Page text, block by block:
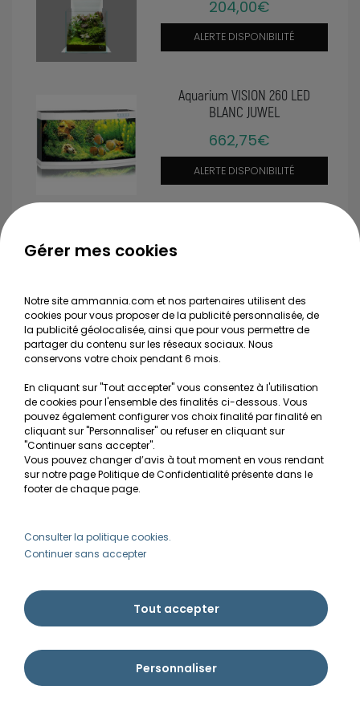
204,00€
ALERTE DISPONIBILITÉ
Aquarium VISION 260 LED
BLANC JUWEL
662,75€
ALERTE DISPONIBILITÉ
ALERTE DISPONIBILITÉ
LIVRAISON GRATUITE
DÈS 79€ D'ACHAT*
* HORS AQUARIUMS & PRODUITS
LOURDS
PAIEMENTS SÉCURISÉS
2X, 3X OU 4X
TOUS LES GUIDES
Gérer mes cookies
Notre site ammannia.com et nos partenaires utilisent des
cookies pour vous proposer de la publicité personnalisée, de
la publicité géolocalisée, ainsi que pour vous permettre de
partager du contenu sur les réseaux sociaux. Nous
conservons votre choix pendant 6 mois.
En cliquant sur "Tout accepter" vous consentez à l'utilisation
de cookies pour l'ensemble des finalités ci-dessous. Vous
pouvez également configurer vos choix finalité par finalité en
cliquant sur "Personnaliser" ou refuser en cliquant sur
"Continuer sans accepter".
Vous pouvez changer d’avis à tout moment en vous rendant
sur notre page Politique de Confidentialité présente dans le
footer de chaque page.
Consulter la politique cookies.
Continuer sans accepter
Tout accepter
Personnaliser